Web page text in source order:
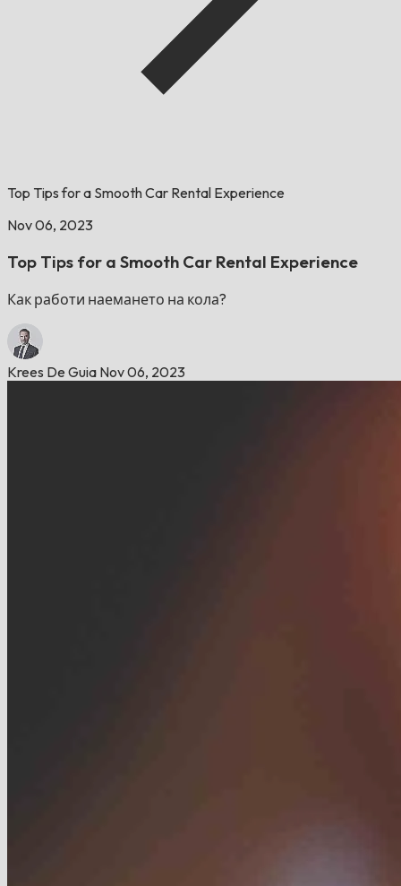
Top Tips for a Smooth Car Rental Experience
Nov 06, 2023
Top Tips for a Smooth Car Rental Experience
Как работи наемането на кола?
Krees De Guia Nov 06, 2023